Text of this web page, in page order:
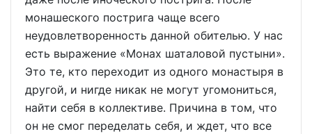
монашеского пострига чаще всего
неудовлетворенность данной обителью. У нас
есть выражение «Монах шаталовой пустыни».
Это те, кто переходит из одного монастыря в
другой, и нигде никак не могут угомониться,
найти себя в коллективе. Причина в том, что
он не смог переделать себя, и ждет, что все